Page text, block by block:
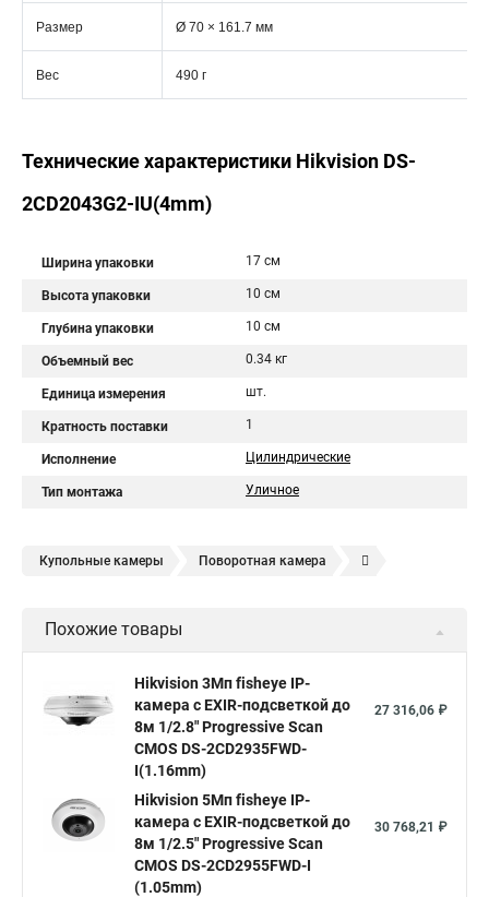
Размер Ø 70 × 161.7 мм
Вес 490 г
Технические характеристики Hikvision DS-
2CD2043G2-IU(4mm)
Ширина упаковки 17 см
Высота упаковки 10 см
Глубина упаковки 10 см
Объемный вес 0.34 кг
Единица измерения шт.
Кратность поставки 1
Исполнение Цилиндрические
Тип монтажа Уличное
Купольные камеры Поворотная камера
Камера видеонаблюдения hikvision
Hikvision купить Hikvision уличная ip камера
Hikvision poe
Hikvision 2 8 mm Hikvision camera Hikvision 2cd1148 i b
Видеонаблюдение Ip видеокамеры
Hikvision 2cd2142fwd
Похожие товары
Hikvision 3Мп fisheye IP-
камера c EXIR-подсветкой до
8м 1/2.8" Progressive Scan
CMOS DS-2CD2935FWD-
I(1.16mm)
27 316,06 ₽
Hikvision 5Мп fisheye IP-
камера c EXIR-подсветкой до
8м 1/2.5" Progressive Scan
CMOS DS-2CD2955FWD-I
(1.05mm)
30 768,21 ₽